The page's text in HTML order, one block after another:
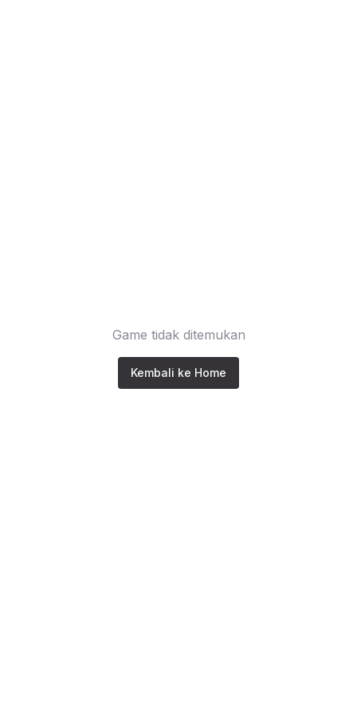
Game tidak ditemukan
Kembali ke Home